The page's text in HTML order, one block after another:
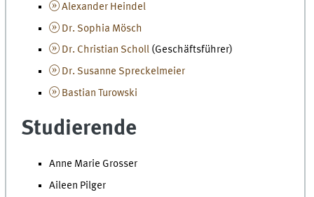
Alexander Heindel
Dr. Sophia Mösch
Dr. Christian Scholl (Geschäftsführer)
Dr. Susanne Spreckelmeier
Bastian Turowski
Studierende
Anne Marie Grosser
Aileen Pilger